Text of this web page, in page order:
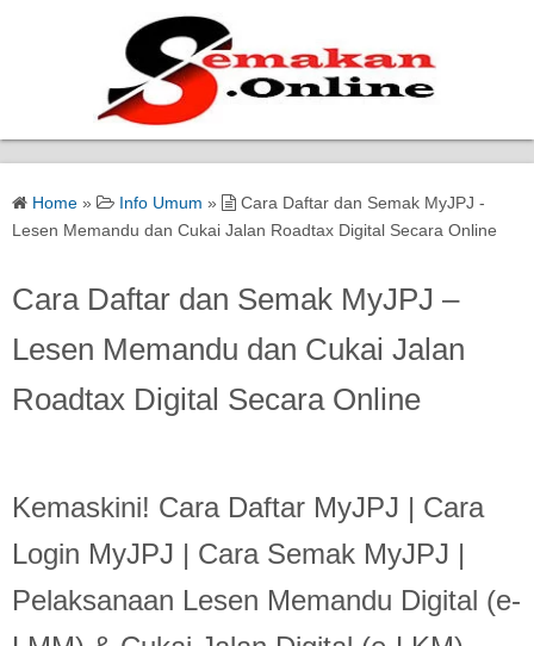
Home
Bantuan Kerajaan
Biasiswa
Pendidikan
Kerja Kosong Terkini
Home » Info Umum »
Cara Daftar dan Semak MyJPJ -
Lesen Memandu dan Cukai Jalan Roadtax Digital Secara Online
Cara Daftar dan Semak MyJPJ –
Lesen Memandu dan Cukai Jalan
Roadtax Digital Secara Online
Kemaskini! Cara Daftar MyJPJ | Cara
Login MyJPJ | Cara Semak MyJPJ |
Pelaksanaan Lesen Memandu Digital (e-